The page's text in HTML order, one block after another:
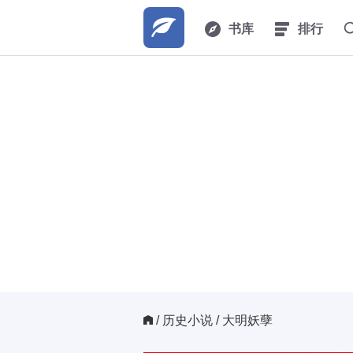
书库 排行
/ 历史小说 / 大明妖孽